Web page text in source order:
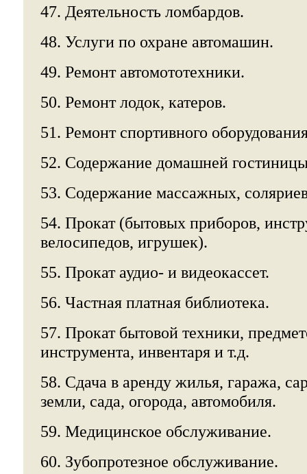
47. Деятельность ломбардов.
48. Услуги по охране автомашин.
49. Ремонт автомототехники.
50. Ремонт лодок, катеров.
51. Ремонт спортивного
52. Содержание домашней
53. Содержание массажных,
54. Прокат (бытовых приборов,
велосипедов, игрушек).
55. Прокат аудио- и видеокассет.
56. Частная платная библиотека.
57. Прокат бытовой техники,
инструмента, инвентаря и т.д.
58. Сдача в аренду жилья, гаража,
земли, сада, огорода, автомобиля.
59. Медицинское обслуживание.
60. Зубопротезное обслуживание.